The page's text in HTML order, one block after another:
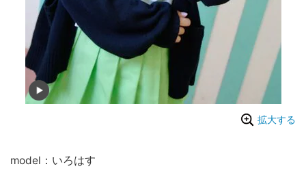
拡大する
model：いろはす